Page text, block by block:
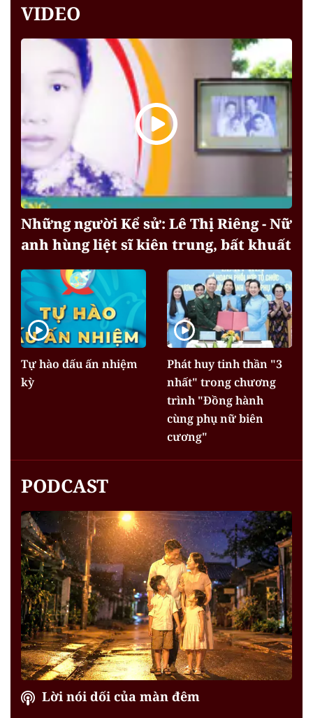
VIDEO
Những người Kể sử: Lê Thị Riêng - Nữ
anh hùng liệt sĩ kiên trung, bất khuất
Tự hào dấu ấn nhiệm
kỳ
Phát huy tinh thần "3
nhất" trong chương
trình "Đồng hành
cùng phụ nữ biên
cương"
PODCAST
Lời nói dối của màn đêm